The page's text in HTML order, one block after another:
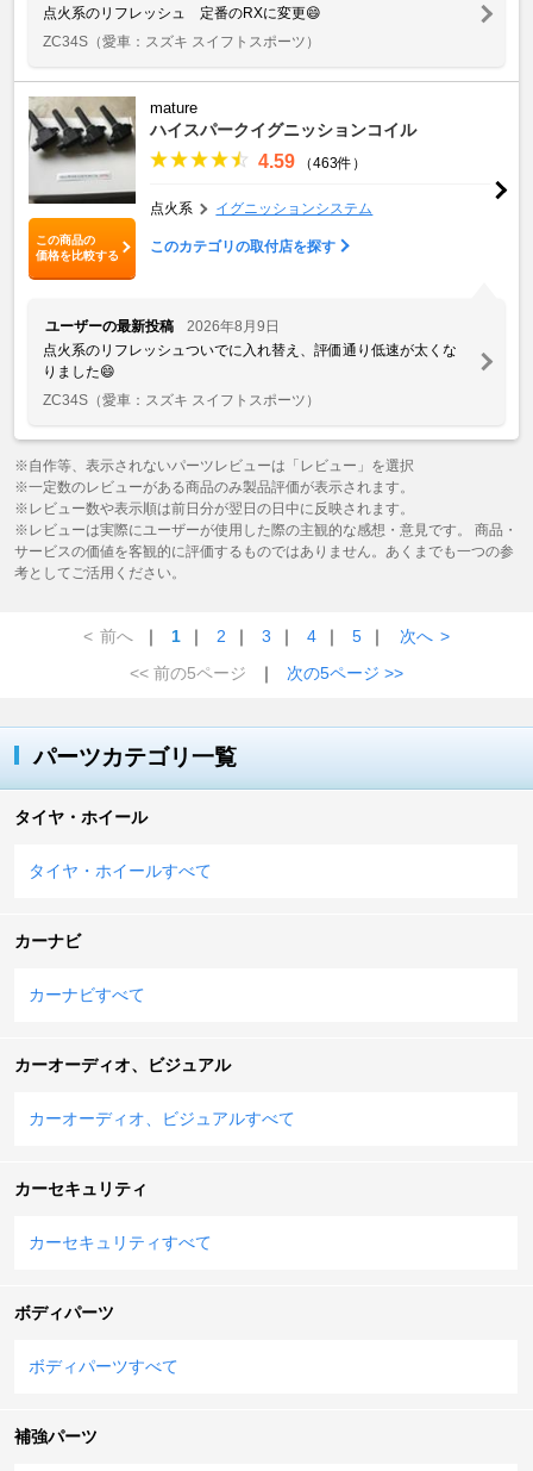
点火系のリフレッシュ 定番のRXに変更😄
ZC34S （愛車：スズキ スイフトスポーツ）
この商品の
価格を比較する
mature
ハイスパークイグニッションコイル
4.59 （463件）
点火系 イグニッションシステム
このカテゴリの取付店を探す
ユーザーの最新投稿
2026年8月9日
点火系のリフレッシュついでに入れ替え、評価通り低速が太くな
りました😄
ZC34S （愛車：スズキ スイフトスポーツ）
※自作等、表示されないパーツレビューは「レビュー」を選択
※一定数のレビューがある商品のみ製品評価が表示されます。
※レビュー数や表示順は前日分が翌日の日中に反映されます。
※レビューは実際にユーザーが使用した際の主観的な感想・意見です。 商品・
サービスの価値を客観的に評価するものではありません。あくまでも一つの参
考としてご活用ください。
< 前へ ｜ 1 ｜ 2 ｜ 3 ｜ 4 ｜ 5 ｜ 次へ >
<< 前の5ページ
｜ 次の5ページ >>
パーツカテゴリ一覧
タイヤ・ホイール
タイヤ・ホイールすべて
カーナビ
カーナビすべて
カーオーディオ、ビジュアル
カーオーディオ、ビジュアルすべて
カーセキュリティ
カーセキュリティすべて
ボディパーツ
ボディパーツすべて
補強パーツ